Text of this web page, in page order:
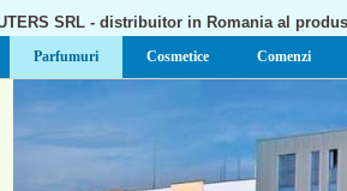
SRL - distribuitor in Romania al
Parfumuri Cosmetice Comenzi